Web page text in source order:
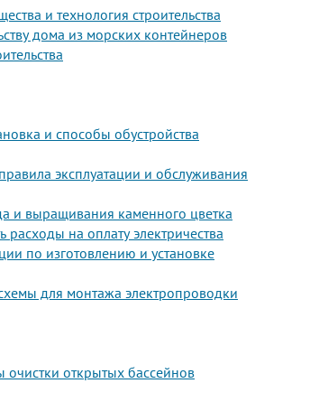
и технология строительства
дома из морских контейнеров
и способы обустройства
эксплуатации и обслуживания
и выращивания каменного цветка
расходы на оплату электричества
по изготовлению и установке
для монтажа электропроводки
открытых бассейнов